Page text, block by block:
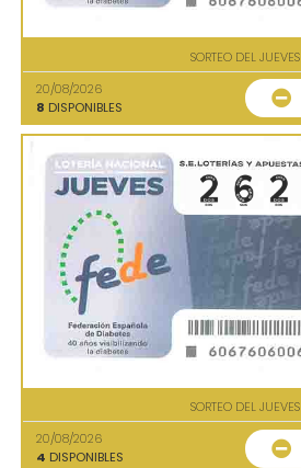
SORTEO DEL JUEVES
20/08/2026
8 DISPONIBLES
SORTEO DEL JUEVES
20/08/2026
4 DISPONIBLES